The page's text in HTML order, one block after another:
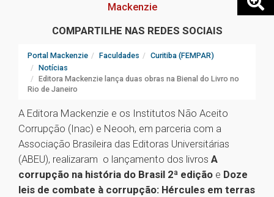
Mackenzie
COMPARTILHE NAS REDES SOCIAIS
Portal Mackenzie Faculdades
Curitiba (FEMPAR)
Notícias
Editora Mackenzie lança duas obras na Bienal do Livro no
Rio de Janeiro
A Editora Mackenzie e os Institutos Não Aceito
Corrupção (Inac) e Neooh, em parceria com a
Associação Brasileira das Editoras Universitárias
(ABEU), realizaram o lançamento dos livros A
corrupção na história do Brasil 2ª edição e Doze
leis de combate à corrupção: Hércules em terras